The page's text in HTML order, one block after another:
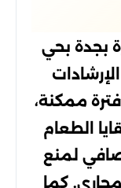
بجدة بحي
ممكنة،
الطعام
لمنع
كما